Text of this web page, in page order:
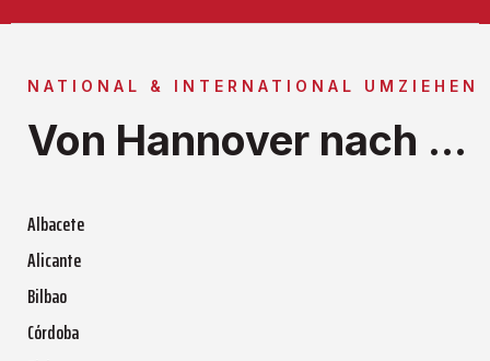
NATIONAL & INTERNATIONAL UMZIEHEN
Von Hannover nach ...
Albacete
Alicante
Bilbao
Córdoba